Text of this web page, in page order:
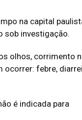
na capital
sob investigação.
olhos, corrimento
ocorrer: febre,
é indicada para